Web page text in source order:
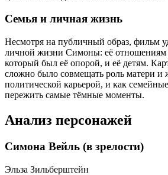
Семья и личная жизнь
Несмотря на публичный образ, фильм
личной жизни Симоны: её
который был её опорой, и её детям.
сложно было совмещать роль матери
политической карьерой, и как
пережить самые тёмные моменты.
Анализ персонажей
Симона Вейль (в зрелости)
Эльза Зильберштейн